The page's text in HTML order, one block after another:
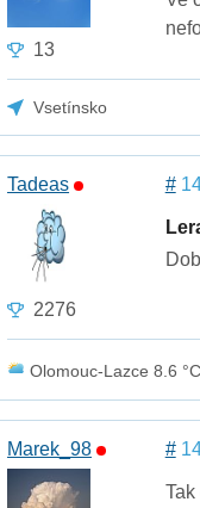
13
Vsetínsko
Tadeas
2276
#
Olomouc-Lazce 8.6
Marek_98 #